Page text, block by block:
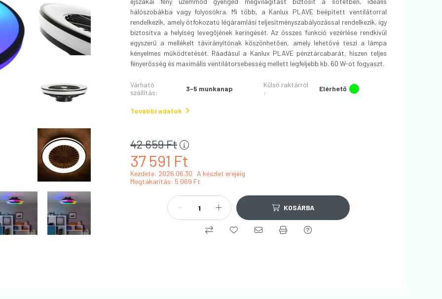
hálószobákba vagy folyosókra. Mi több, a Kanlux PLAVE beépített ventilátorral
rendelkezik, amely ötfokozatú légáramlási teljesítményszabályozással rendelkezik, így
biztosítva a helyiség levegőjének keringését. Az összes funkció vezérlése rendkívül
egyszerű a mellékelt távirányítónak köszönhetően, amely lehetővé teszi a lámpa
kényelmes működtetését. Ráadásul a Kanlux PLAVE pénztárcabarát, hiszen teljes
fényerősség és maximális ventilátorsebesség mellett legfeljebb kb. 60 W-ot fogyaszt.
Várható
szállítás: 3-5 munkanap
Külső raktárról
:
Elérhető
További adatok
37 591 Ft
42 659Ft
Kezdete: 2026.06.30
A készlet erejéig
Megtakarítás 5 069 Ft
KOSÁRBA